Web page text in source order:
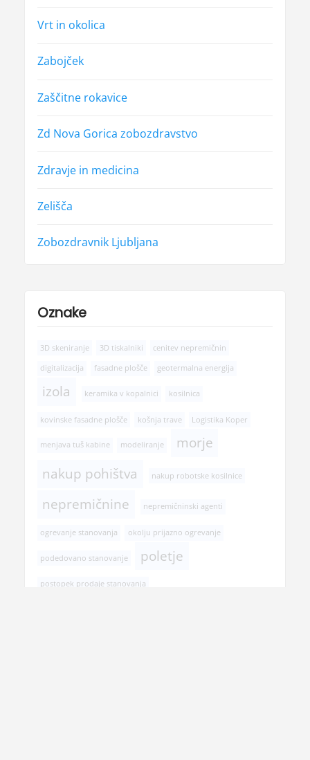
Vrt in okolica
Zabojček
Zaščitne rokavice
Zd Nova Gorica zobozdravstvo
Zdravje in medicina
Zelišča
Zobozdravnik Ljubljana
Oznake
3D skeniranje 3D tiskalniki cenitev nepremičnin
digitalizacija fasadne plošče geotermalna energija
izola keramika v kopalnici kosilnica
kovinske fasadne plošče košnja trave Logistika Koper
menjava tuš kabine modeliranje
morje
nakup pohištva
nakup robotske kosilnice
nepremičnine nepremičninski agenti
ogrevanje stanovanja okolju prijazno ogrevanje
podedovano stanovanje poletje
postopek prodaje stanovanja